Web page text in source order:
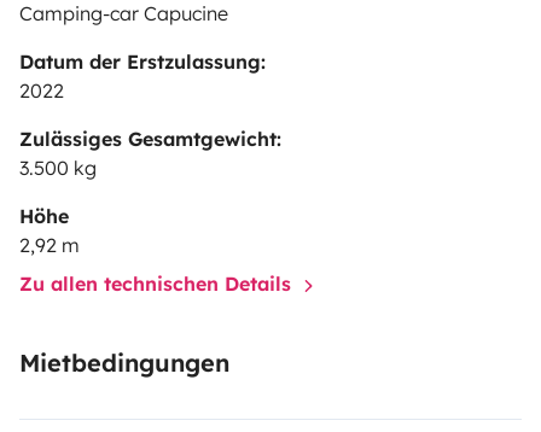
Camping-car Capucine
Datum der Erstzulassung:
2022
Zulässiges Gesamtgewicht:
3.500 kg
Höhe
2,92 m
Zu allen technischen Details
Mietbedingungen